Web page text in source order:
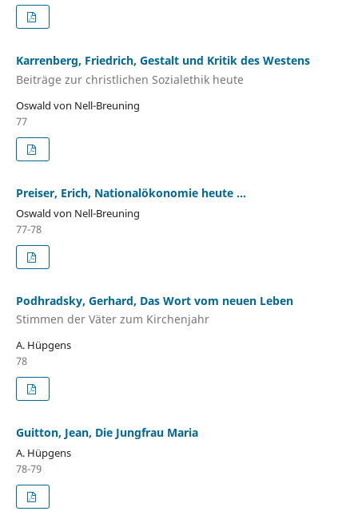
Karrenberg, Friedrich, Gestalt und Kritik des Westens
Beiträge zur christlichen Sozialethik heute
Oswald von Nell-Breuning
77
Preiser, Erich, Nationalökonomie heute ...
Oswald von Nell-Breuning
77-78
Podhradsky, Gerhard, Das Wort vom neuen Leben
Stimmen der Väter zum Kirchenjahr
A. Hüpgens
78
Guitton, Jean, Die Jungfrau Maria
A. Hüpgens
78-79